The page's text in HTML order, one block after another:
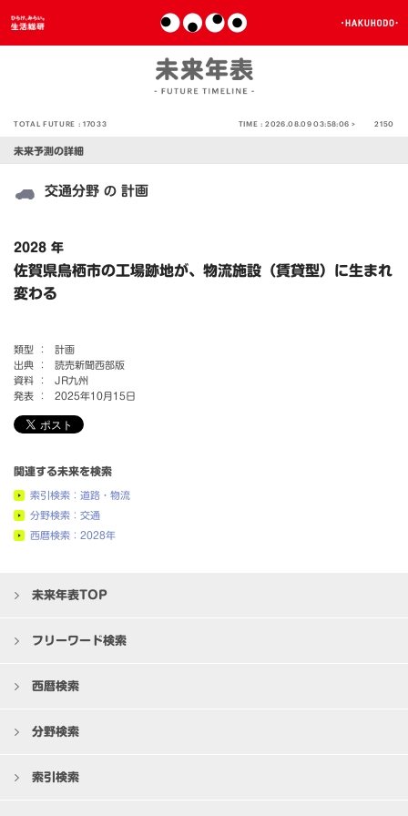
TOTAL FUTURE :17033 TIME :2026.08.09 03:58:06 > 2150
未来予測の詳細
交通分野 の 計画
2028 年
佐賀県鳥栖市の工場跡地が、物流施設（賃貸型）に生まれ
変わる
類型 ：
計画
出典 ：
読売新聞西部版
資料 ：
JR九州
発表 ：
2025年10月15日
関連する未来を検索
索引検索：道路・物流
分野検索：交通
西暦検索：2028年
未来年表TOP
フリーワード検索
西暦検索
分野検索
索引検索